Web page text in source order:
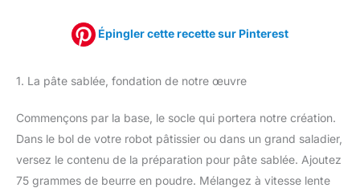
Épingler cette recette sur Pinterest
1. La pâte sablée, fondation de notre œuvre
Commençons par la base, le socle qui portera notre création.
Dans le bol de votre robot pâtissier ou dans un grand saladier,
versez le contenu de la préparation pour pâte sablée. Ajoutez
75 grammes de beurre en poudre. Mélangez à vitesse lente